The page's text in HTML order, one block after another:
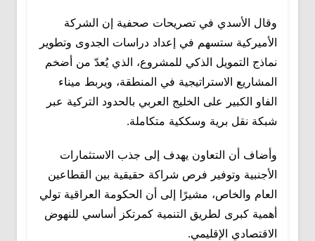
وقال الأسدي في تصريحات صحفية إن الشركة
الأميركية ستسهم في إعداد دراسات الجدوى وتطوير
نماذج التمويل الذكي للمشروع، الذي يُعدّ من أضخم
المشاريع الاستراتيجية في المنطقة، ويربط ميناء
الفاو الكبير على الخليج العربي بالحدود التركية عبر
شبكة نقل برية وسككية متكاملة.
وأضاف أن التعاون يهدف إلى جذب الاستثمارات
الأجنبية وتوفير فرص شراكة حقيقية بين القطاعين
العام والخاص، مشيرًا إلى أن الحكومة العراقية تولي
أهمية كبرى لطريق التنمية كمرتكز أساسي للنهوض
الاقتصادي الإقليمي.